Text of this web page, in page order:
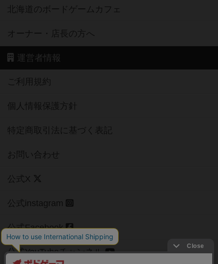
北海道のボードゲームカフェ
オーナー・店長の方へ
運営者情報
ご利用規約
個人情報保護方針
特定商取引法に基づく表記
お問い合わせ
公式X
公式instagram
公式Facebook
公式YouTubeチャンネル